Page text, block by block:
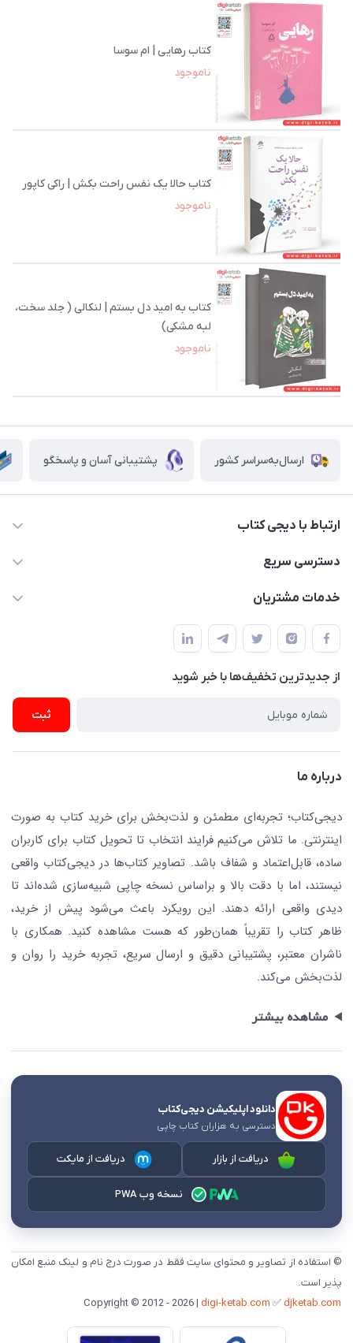
کتاب رهایی | ام سوسا
ناموجود
کتاب حالا یک نفس راحت بکش | راکی کاپور
ناموجود
کتاب به امید دل بستم | لنکالی ( جلد سخت،
لبه مشکی)
ناموجود
ارسال‌به‌سراسر کشور پشتیبانی آسان و پاسخگو
ارتباط با دیجی کتاب
021-66483376
پلیس امنیت .پلاک 150 (🚷 فروش فقط به صورت آنلاین)
دسترسی سریع
کتاب (دسته‌بندی)
ناشران همکار
نویسندگان و مترجمان
جستجو در سایت
کتابیاب
خدمات مشتریان
راهنما
پیگیری سفارشات
رهگیری مرسولات پستی
ارسال تیکت پشتیبانی
از جدید‌ترین تخفیف‌ها با‌ خبر شوید
ثبت
درباره ما
دیجی‌کتاب؛ تجربه‌ای مطمئن و لذت‌بخش برای خرید کتاب به صورت
اینترنتی. ما تلاش می‌کنیم فرایند انتخاب تا تحویل کتاب برای کاربران
ساده، قابل‌اعتماد و شفاف باشد. تصاویر کتاب‌ها در دیجی‌کتاب واقعی
نیستند، اما با دقت بالا و براساس نسخه چاپی شبیه‌سازی شده‌اند تا
دیدی واقعی ارائه دهند. این رویکرد باعث می‌شود پیش از خرید،
ظاهر کتاب را تقریباً همان‌طور که هست مشاهده کنید. همکاری با
ناشران معتبر، پشتیبانی دقیق و ارسال سریع، تجربه خرید را روان و
لذت‌بخش می‌کند.
مشاهده بیشتر
دانلود اپلیکیشن دیجی‌کتاب
دسترسی به هزاران کتاب چاپی
دریافت از بازار دریافت از مایکت
نسخه وب PWA
© استفاده از تصاویر و محتوای سایت فقط در صورت درج نام و لینک منبع امکان
پذیر است.
digi-ketab.com ✅djketab.com